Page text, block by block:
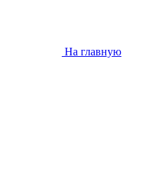
На главную